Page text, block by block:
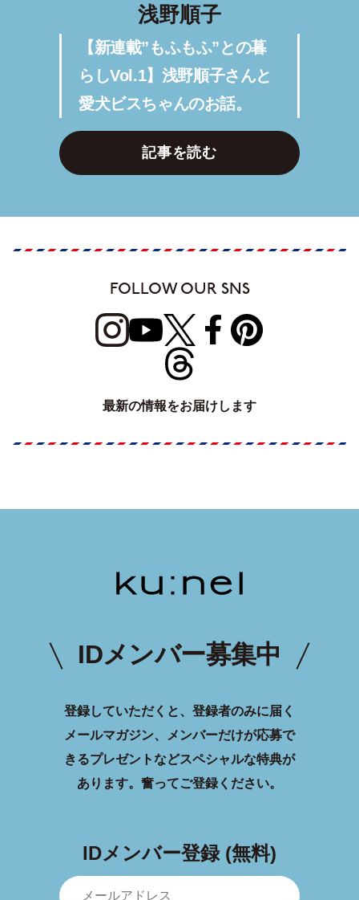
浅野順子
【新連載”もふもふ”との暮
らしVol.1】浅野順子さんと
愛犬ビスちゃんのお話。
記事を読む
FOLLOW OUR SNS
最新の情報をお届けします
IDメンバー募集中
登録していただくと、登録者のみに届く
メールマガジン、メンバーだけが応募で
きるプレゼントなどスペシャルな特典が
あります。 奮ってご登録ください。
IDメンバー登録 (無料)